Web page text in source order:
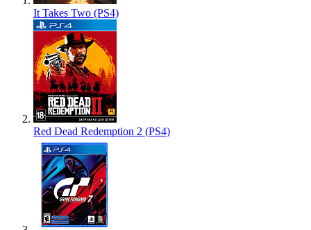
It Takes Two (PS4)
Red Dead Redemption 2 (PS4)